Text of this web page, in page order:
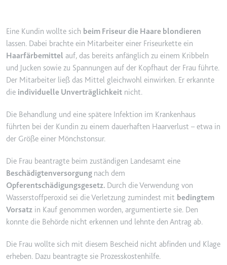
und das Verhalten des Besuchers
zu senden. Erfasst den Besucher
über Geräte und Marketingkanäle
hinweg.
Ablauf:
2 Jahre
_ga_#
Zweck:
Wird verwendet, um Daten zu
Google Analytics über das Gerät
und das Verhalten des Besuchers
zu senden. Erfasst den Besucher
über Geräte und Marketingkanäle
hinweg.
Typ:
HTTP-Cookie
Ablauf:
180 Tage
Typ:
HTTP-Cookie
YSC
Anbieter:
youtube.com
Statistiken der Videos von
YouTube, die der Benutzer
gesehen hat, zu behalten.
Ablauf:
Sitzung
Typ:
HTTP-Cookie
Eine Kundin wollte sich beim Friseur die Haare blondieren
lassen. Dabei brachte ein Mitarbeiter einer Friseurkette ein
Haarfärbemittel auf, das bereits anfänglich zu einem Kribbeln
und Jucken sowie zu Spannungen auf der Kopfhaut der Frau führte.
Der Mitarbeiter ließ das Mittel gleichwohl einwirken. Er erkannte
die individuelle Unverträglichkeit nicht.
Die Behandlung und eine spätere Infektion im Krankenhaus
führten bei der Kundin zu einem dauerhaften Haarverlust – etwa in
der Größe einer Mönchstonsur.
Die Frau beantragte beim zuständigen Landesamt eine
Beschädigtenversorgung nach dem
Opferentschädigungsgesetz. Durch die Verwendung von
Wasserstoffperoxid sei die Verletzung zumindest mit bedingtem
Vorsatz in Kauf genommen worden, argumentierte sie. Den
konnte die Behörde nicht erkennen und lehnte den Antrag ab.
Die Frau wollte sich mit diesem Bescheid nicht abfinden und Klage
erheben. Dazu beantragte sie Prozesskostenhilfe.